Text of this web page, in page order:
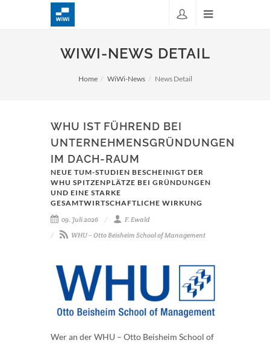
WIWI-NEWS DETAIL
Home WiWi-News News Detail
WHU IST FÜHREND BEI
UNTERNEHMENSGRÜNDUNGEN
IM DACH-RAUM
NEUE TUM-STUDIEN BESCHEINIGT DER
WHU SPITZENPLÄTZE BEI GRÜNDUNGEN
UND EINE STARKE
GESAMTWIRTSCHAFTLICHE WIRKUNG
09. Juli 2026
F. Ewald
WHU – Otto Beisheim School of Management
Wer an der WHU – Otto Beisheim School of